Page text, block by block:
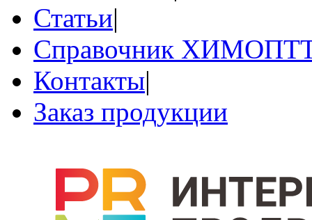
Статьи|
Справочник
Контакты|
Заказ продукции